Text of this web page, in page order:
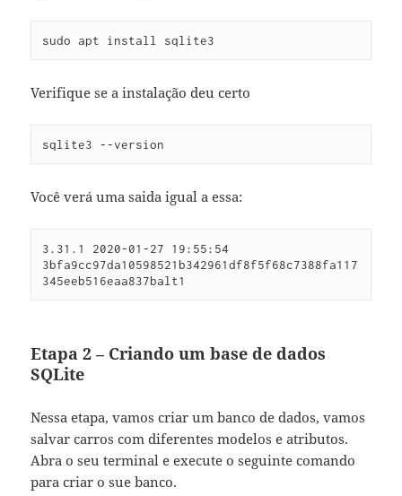
sudo apt install sqlite3
Verifique se a instalação deu certo
sqlite3 --version
Você verá uma saida igual a essa:
3.31.1 2020-01-27 19:55:54
3bfa9cc97da10598521b342961df8f5f68c7388fa117
345eeb516eaa837balt1
Etapa 2 – Criando um base de dados
SQLite
Nessa etapa, vamos criar um banco de dados, vamos
salvar carros com diferentes modelos e atributos.
Abra o seu terminal e execute o seguinte comando
para criar o sue banco.